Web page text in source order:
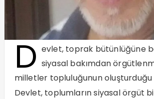
D evlet, toprak bütünlüğüne
siyasal bakımdan
milletler topluluğunun oluşturduğu
Devlet, toplumların siyasal örgüt